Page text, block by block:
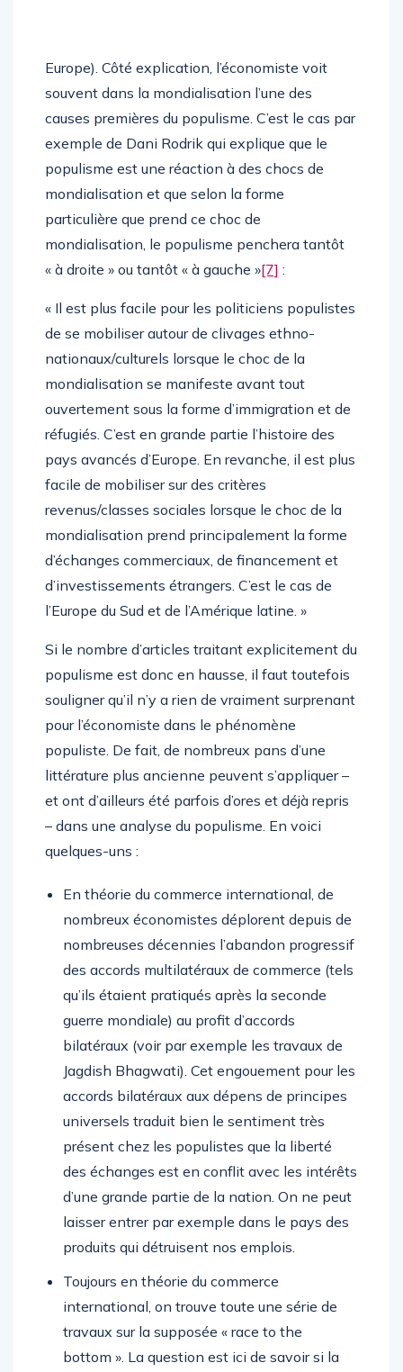
Europe). Côté explication, l’économiste voit
souvent dans la mondialisation l’une des
causes premières du populisme. C’est le cas par
exemple de Dani Rodrik qui explique que le
populisme est une réaction à des chocs de
mondialisation et que selon la forme
particulière que prend ce choc de
mondialisation, le populisme penchera tantôt
« à droite » ou tantôt « à gauche »[7] :
« Il est plus facile pour les politiciens populistes
de se mobiliser autour de clivages ethno-
nationaux/culturels lorsque le choc de la
mondialisation se manifeste avant tout
ouvertement sous la forme d’immigration et de
réfugiés. C’est en grande partie l’histoire des
pays avancés d’Europe. En revanche, il est plus
facile de mobiliser sur des critères
revenus/classes sociales lorsque le choc de la
mondialisation prend principalement la forme
d’échanges commerciaux, de financement et
d’investissements étrangers. C’est le cas de
l’Europe du Sud et de l’Amérique latine. »
Si le nombre d’articles traitant explicitement du
populisme est donc en hausse, il faut toutefois
souligner qu’il n’y a rien de vraiment surprenant
pour l’économiste dans le phénomène
populiste. De fait, de nombreux pans d’une
littérature plus ancienne peuvent s’appliquer –
et ont d’ailleurs été parfois d’ores et déjà repris
– dans une analyse du populisme. En voici
quelques-uns :
En théorie du commerce international, de
nombreux économistes déplorent depuis de
nombreuses décennies l’abandon progressif
des accords multilatéraux de commerce (tels
qu’ils étaient pratiqués après la seconde
guerre mondiale) au profit d’accords
bilatéraux (voir par exemple les travaux de
Jagdish Bhagwati). Cet engouement pour les
accords bilatéraux aux dépens de principes
universels traduit bien le sentiment très
présent chez les populistes que la liberté
des échanges est en conflit avec les intérêts
d’une grande partie de la nation. On ne peut
laisser entrer par exemple dans le pays des
produits qui détruisent nos emplois.
Toujours en théorie du commerce
international, on trouve toute une série de
travaux sur la supposée « race to the
bottom ». La question est ici de savoir si la